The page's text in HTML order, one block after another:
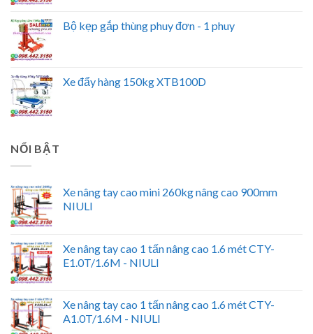
Bộ kẹp gắp thùng phuy đơn - 1 phuy
Xe đẩy hàng 150kg XTB100D
NỔI BẬT
Xe nâng tay cao mini 260kg nâng cao 900mm
NIULI
Xe nâng tay cao 1 tấn nâng cao 1.6 mét CTY-
E1.0T/1.6M - NIULI
Xe nâng tay cao 1 tấn nâng cao 1.6 mét CTY-
A1.0T/1.6M - NIULI